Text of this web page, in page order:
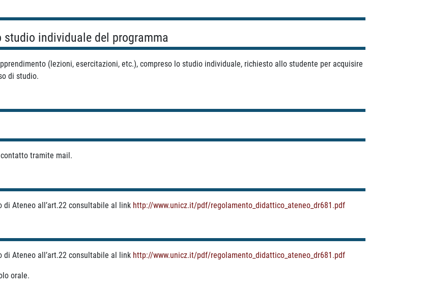
studio individuale del programma
(lezioni, esercitazioni, etc.), compreso lo studio individuale, richiesto allo studente per acquisire
di studio.
tramite mail.
Ateneo all’art.22 consultabile al link http://www.unicz.it/pdf/regolamento_didattico_ateneo_dr681.pdf
Ateneo all’art.22 consultabile al link http://www.unicz.it/pdf/regolamento_didattico_ateneo_dr681.pdf
orale.